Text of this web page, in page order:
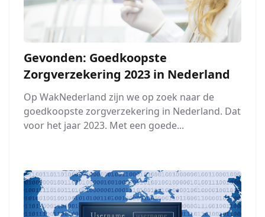
Gevonden: Goedkoopste
Zorgverzekering 2023 in Nederland
Op WakNederland zijn we op zoek naar de
goedkoopste zorgverzekering in Nederland. Dat
voor het jaar 2023. Met een goede...